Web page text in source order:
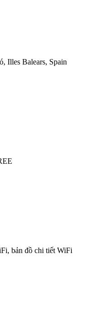
Illes Balears, Spain
bản đồ chi tiết WiFi